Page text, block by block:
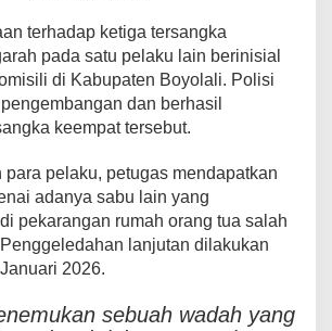
terhadap ketiga tersangka
pada satu pelaku lain berinisial
di Kabupaten Boyolali. Polisi
dan berhasil
keempat tersebut.
para pelaku, petugas mendapatkan
adanya sabu lain yang
pekarangan rumah orang tua salah
lanjutan dilakukan
2026.
sebuah wadah yang